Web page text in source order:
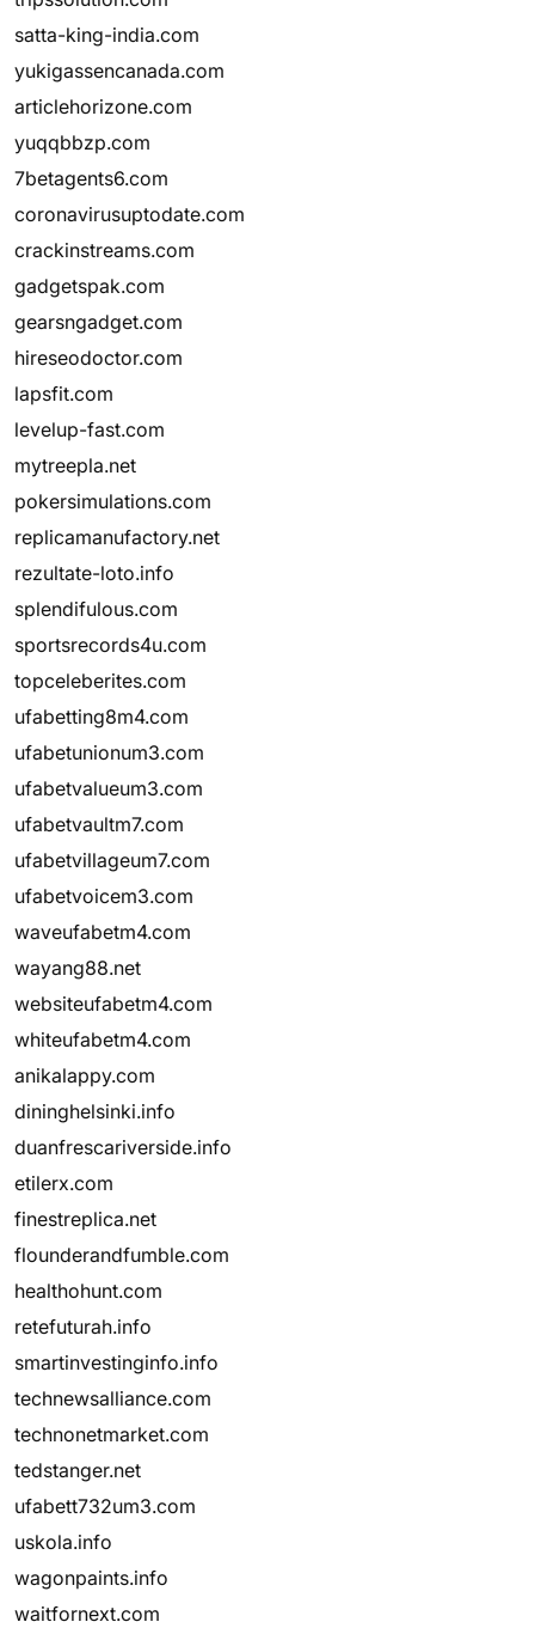
satta-king-india.com
yukigassencanada.com
articlehorizone.com
yuqqbbzp.com
7betagents6.com
coronavirusuptodate.com
crackinstreams.com
gadgetspak.com
gearsngadget.com
hireseodoctor.com
lapsfit.com
levelup-fast.com
mytreepla.net
pokersimulations.com
replicamanufactory.net
rezultate-loto.info
splendifulous.com
sportsrecords4u.com
topceleberites.com
ufabetting8m4.com
ufabetunionum3.com
ufabetvalueum3.com
ufabetvaultm7.com
ufabetvillageum7.com
ufabetvoicem3.com
waveufabetm4.com
wayang88.net
websiteufabetm4.com
whiteufabetm4.com
anikalappy.com
dininghelsinki.info
duanfrescariverside.info
etilerx.com
finestreplica.net
flounderandfumble.com
healthohunt.com
retefuturah.info
smartinvestinginfo.info
technewsalliance.com
technonetmarket.com
tedstanger.net
ufabett732um3.com
uskola.info
wagonpaints.info
waitfornext.com